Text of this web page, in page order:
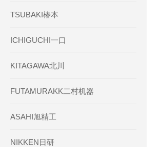
TSUBAKI椿本
ICHIGUCHI一口
KITAGAWA北川
FUTAMURAKK二村机器
ASAHI旭精工
NIKKEN日研